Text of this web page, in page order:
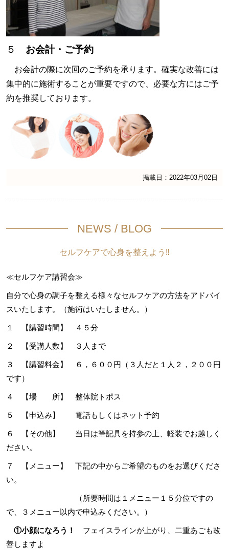
５ お会計・ご予約
お会計の際に次回のご予約を承ります。確実な改善には
集中的に施術することが重要ですので、必要な方にはご予
約を推奨しております。
掲載日：2022年03月02日
NEWS / BLOG
セルフケアで心身を整えよう‼
≪セルフケア講習会≫
自分で心身の調子を整える様々なセルフケアの方法をアドバイ
スいたします。（施術はいたしません。）
１ 【講習時間】 ４５分
２ 【受講人数】 ３人まで
３ 【講習料金】 ６，６００円（３人だと１人２，２００円
です）
４ 【場 所】 整体院トポス
５ 【申込み】 電話もしくはネット予約
６ 【その他】 当日は筆記具を持参の上、軽装でお越しく
ださい。
７ 【メニュー】 下記の中からご希望のものをお選びくださ
い。
（所要時間は１メニュー１５分位ですの
で、３メニュー以内で申込みください。）
①小顔になろう！ フェイスラインが上がり、二重あごも改
善しますよ